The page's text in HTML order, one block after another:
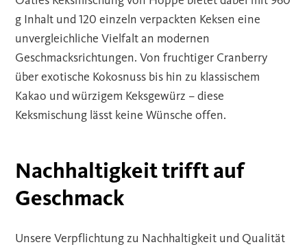
g Inhalt und 120 einzeln verpackten Keksen eine
unvergleichliche Vielfalt an modernen
Geschmacksrichtungen. Von fruchtiger Cranberry
über exotische Kokosnuss bis hin zu klassischem
Kakao und würzigem Keksgewürz – diese
Keksmischung lässt keine Wünsche offen.
Nachhaltigkeit trifft auf
Geschmack
Unsere Verpflichtung zu Nachhaltigkeit und Qualität